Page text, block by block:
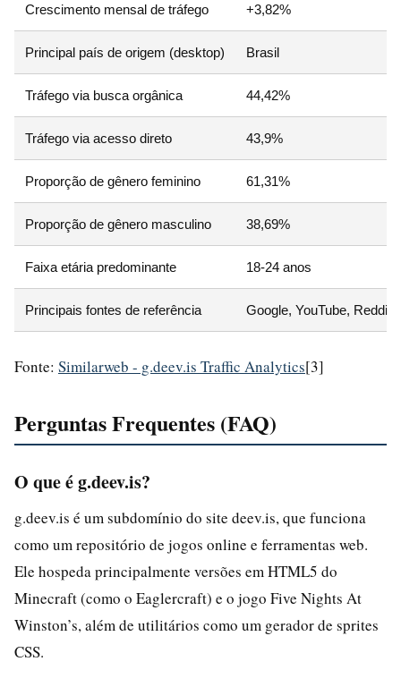
Crescimento mensal de tráfego +3,82%
Principal país de origem (desktop) Brasil
Tráfego via busca orgânica 44,42%
Tráfego via acesso direto 43,9%
Proporção de gênero feminino 61,31%
Proporção de gênero masculino 38,69%
Faixa etária predominante 18-24 anos
Principais fontes de referência Google, YouTube, Reddit
Fonte: Similarweb - g.deev.is Traffic Analytics[3]
Perguntas Frequentes (FAQ)
O que é g.deev.is?
g.deev.is é um subdomínio do site deev.is, que funciona
como um repositório de jogos online e ferramentas web.
Ele hospeda principalmente versões em HTML5 do
Minecraft (como o Eaglercraft) e o jogo Five Nights At
Winston’s, além de utilitários como um gerador de sprites
CSS.